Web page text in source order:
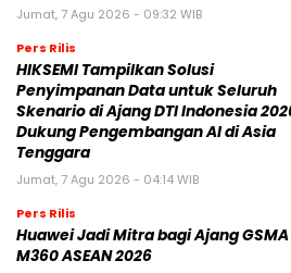
Jumat, 7 Agu 2026 - 09:32 WIB
Pers Rilis
HIKSEMI Tampilkan Solusi
Penyimpanan Data untuk Seluruh
Skenario di Ajang DTI Indonesia
Dukung Pengembangan AI di Asia
Tenggara
Jumat, 7 Agu 2026 - 04:14 WIB
Pers Rilis
Huawei Jadi Mitra bagi Ajang GSMA
M360 ASEAN 2026